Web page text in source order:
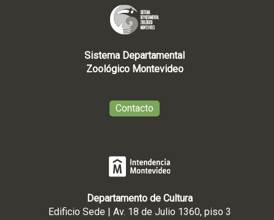
Sistema Departamental
Zoológico Montevideo
Contacto
Departamento de Cultura
Edificio Sede | Av. 18 de Julio 1360, piso 3